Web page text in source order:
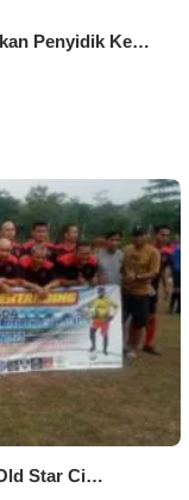
Penyidik Ke…
Star Ci…